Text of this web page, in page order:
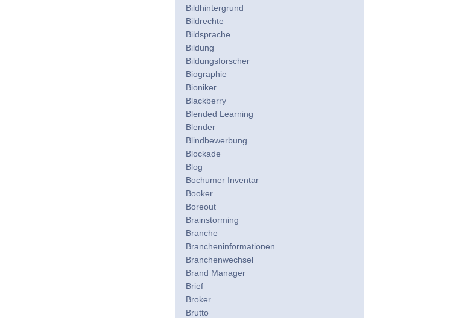
Bildhintergrund
Bildrechte
Bildsprache
Bildung
Bildungsforscher
Biographie
Bioniker
Blackberry
Blended Learning
Blender
Blindbewerbung
Blockade
Blog
Bochumer Inventar
Booker
Boreout
Brainstorming
Branche
Brancheninformationen
Branchenwechsel
Brand Manager
Brief
Broker
Brutto